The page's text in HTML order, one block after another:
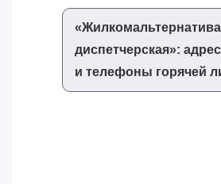
диспетчерская»‎:
и телефоны горячей